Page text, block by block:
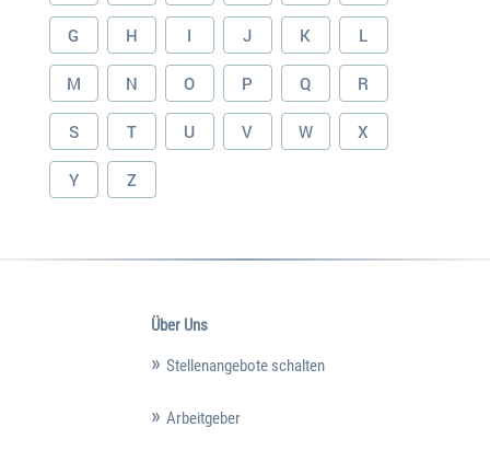
G H I J K L
M N O P Q R
S T U V W X
Y Z
Über Uns
Stellenangebote schalten
Arbeitgeber